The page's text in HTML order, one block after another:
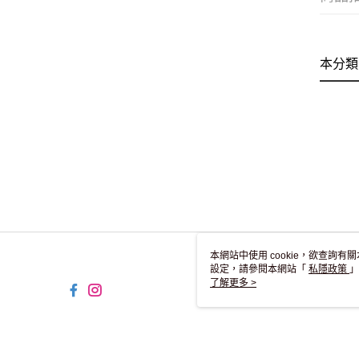
本分
本網站中使用 cookie，欲查詢有
設定，請參閱本網站「 私隱政策
用 cookie。
了解更多 >